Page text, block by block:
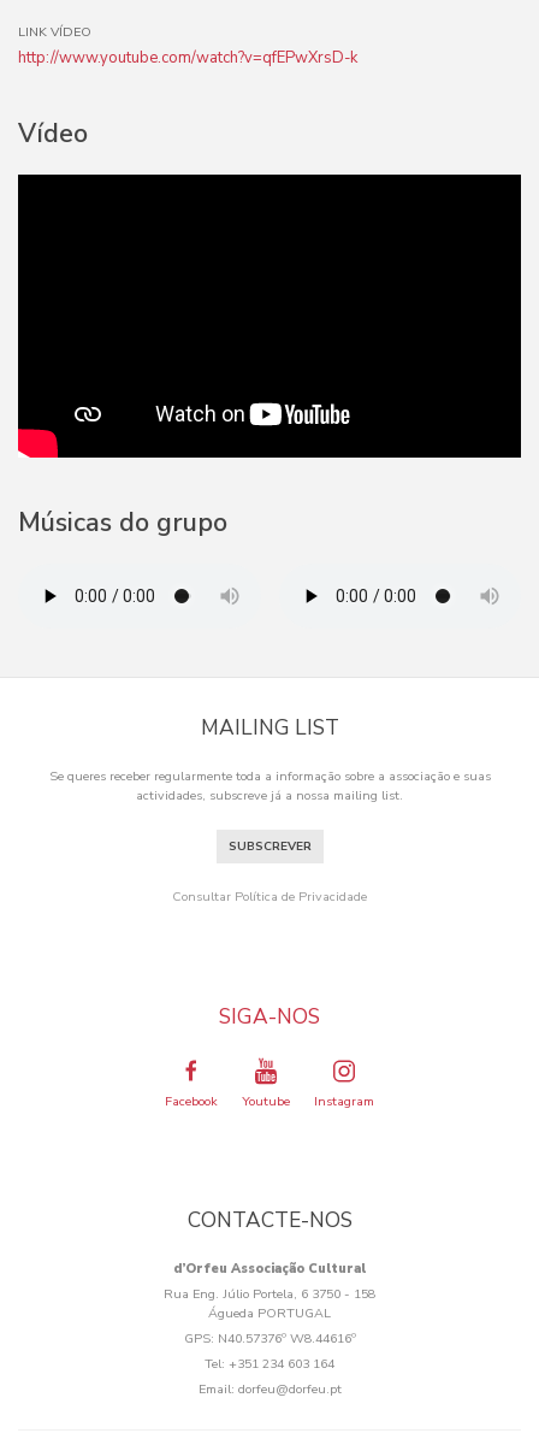
LINK VÍDEO
http://www.youtube.com/watch?v=qfEPwXrsD-k
Vídeo
Músicas do grupo
MAILING LIST
Se queres receber regularmente toda a informação sobre a associação e suas
actividades, subscreve já a nossa mailing list.
SUBSCREVER
Consultar Política de Privacidade
SIGA-NOS
Facebook Youtube Instagram
CONTACTE-NOS
d’Orfeu Associação Cultural
Rua Eng. Júlio Portela, 6 3750 - 158
Águeda PORTUGAL
GPS: N40.57376º W8.44616º
Tel: +351 234 603 164
Email: dorfeu@dorfeu.pt